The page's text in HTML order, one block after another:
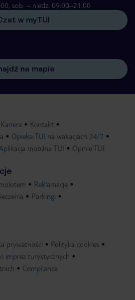
sob. – niedz. 09:00–21:00
w myTUI
na mapie
Kariera
Kontakt
Opieka TUI na wakacjach 24/7
mobilna TUI Opinie TUI
Reklamacje
Parkingi
prywatności
Polityka cookies
imprez turystycznych
Compliance